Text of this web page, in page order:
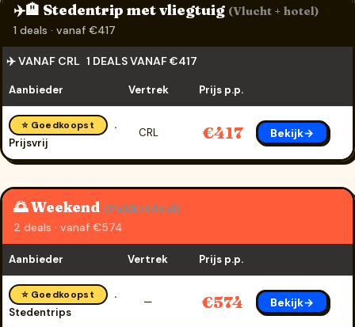
✈️🏨 Stedentrip met vliegtuig (Vlucht + hotel)
1 deals · vanaf €417
✈️ VANAF CRL 1 DEALS VANAF €417
Aanbieder Vertrek Prijs p.p.
⭐ Goedkoopst
Prijsvrij
CRL €417 Bekijk→
🌅 Weekend (Pakketdeal)
2 deals · vanaf €574
Aanbieder Vertrek Prijs p.p.
⭐ Goedkoopst
Stedentrips
— €574 Bekijk→